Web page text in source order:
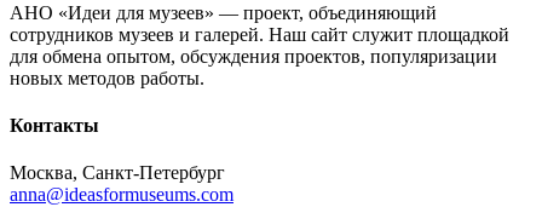
АНО «Идеи для музеев» — проект, объединяющий
сотрудников музеев и галерей. Наш сайт служит площадкой
для обмена опытом, обсуждения проектов, популяризации
новых методов работы.
Контакты
Москва, Санкт-Петербург
anna@ideasformuseums.com